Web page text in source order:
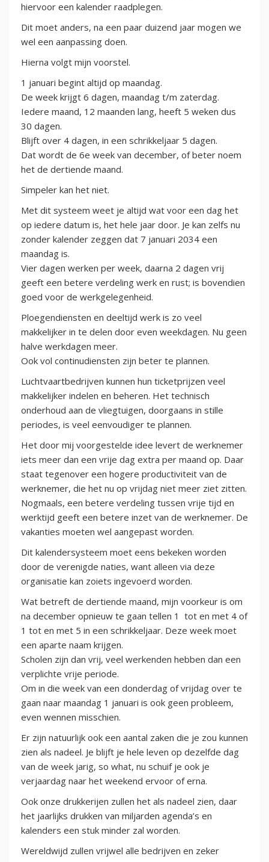
hiervoor een kalender raadplegen.
Dit moet anders, na een paar duizend jaar mogen we
wel een aanpassing doen.
Hierna volgt mijn voorstel.
1 januari begint altijd op maandag.
De week krijgt 6 dagen, maandag t/m zaterdag.
Iedere maand, 12 maanden lang, heeft 5 weken dus
30 dagen.
Blijft over 4 dagen, in een schrikkeljaar 5 dagen.
Dat wordt de 6e week van december, of beter noem
het de dertiende maand.
Simpeler kan het niet.
Met dit systeem weet je altijd wat voor een dag het
op iedere datum is, het hele jaar door. Je kan zelfs nu
zonder kalender zeggen dat 7 januari 2034 een
maandag is.
Vier dagen werken per week, daarna 2 dagen vrij
geeft een betere verdeling werk en rust; is bovendien
goed voor de werkgelegenheid.
Ploegendiensten en deeltijd werk is zo veel
makkelijker in te delen door even weekdagen. Nu geen
halve werkdagen meer.
Ook vol continudiensten zijn beter te plannen.
Luchtvaartbedrijven kunnen hun ticketprijzen veel
makkelijker indelen en beheren. Het technisch
onderhoud aan de vliegtuigen, doorgaans in stille
periodes, is veel eenvoudiger te plannen.
Het door mij voorgestelde idee levert de werknemer
iets meer dan een vrije dag extra per maand op. Daar
staat tegenover een hogere productiviteit van de
werknemer, die het nu op vrijdag niet meer ziet zitten.
Nogmaals, een betere verdeling tussen vrije tijd en
werktijd geeft een betere inzet van de werknemer. De
vakanties moeten wel aangepast worden.
Dit kalendersysteem moet eens bekeken worden
door de verenigde naties, want alleen via deze
organisatie kan zoiets ingevoerd worden.
Wat betreft de dertiende maand, mijn voorkeur is om
na december opnieuw te gaan tellen 1 tot en met 4 of
1 tot en met 5 in een schrikkeljaar. Deze week moet
een aparte naam krijgen.
Scholen zijn dan vrij, veel werkenden hebben dan een
verplichte vrije periode.
Om in die week van een donderdag of vrijdag over te
gaan naar maandag 1 januari is ook geen probleem,
even wennen misschien.
Er zijn natuurlijk ook een aantal zaken die je zou kunnen
zien als nadeel. Je blijft je hele leven op dezelfde dag
van de week jarig, so what, nu schuif je ook je
verjaardag naar het weekend ervoor of erna.
Ook onze drukkerijen zullen het als nadeel zien, daar
het jaarlijks drukken van miljarden agenda’s en
kalenders een stuk minder zal worden.
Wereldwijd zullen vrijwel alle bedrijven en zeker